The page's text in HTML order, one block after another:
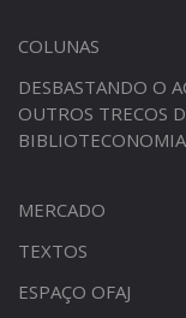
COLUNAS
DESBASTANDO O
OUTROS TRECOS
BIBLIOTECONOMIA
MERCADO
TEXTOS
ESPAÇO OFAJ